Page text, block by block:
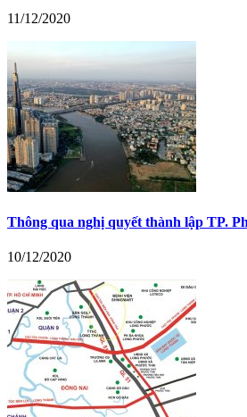
11/12/2020
Thông qua nghị quyết thành lập TP.
10/12/2020